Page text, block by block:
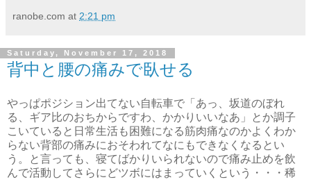
ranobe.com at 2:21 pm
Saturday, November 17, 2018
背中と腰の痛みで臥せる
やっぱポジション出てない自転車で「あっ、坂道のぼれ
る、ギア比のおちからですわ、かかりいいなあ」とか調子
こいていると日常生活も困難になる筋肉痛なのかよくわか
らない背部の痛みにおそわれてなにもできなくなるとい
う。と言っても、寝てばかりいられないので痛み止めを飲
んで活動してさらにどツボにはまっていくという・・・稀